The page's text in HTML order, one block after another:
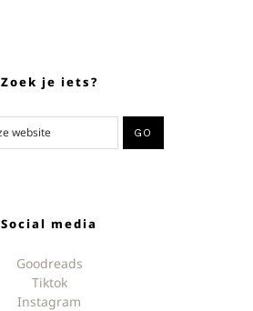
Zoek je iets?
Social media
Goodreads
Tiktok
Instagram